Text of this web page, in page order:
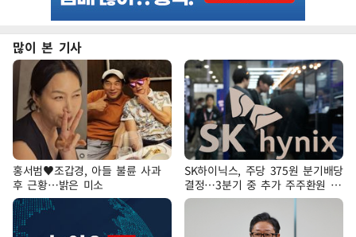
많이 본 기사
홍서범♥조갑경, 아들 불륜 사과
후 근황…밝은 미소
SK하이닉스, 주당 375원 분기배당
결정…3분기 중 추가 주주환원 발
표